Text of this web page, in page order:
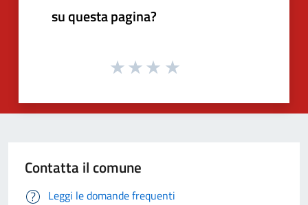
su questa pagina?
Contatta il comune
Leggi le domande frequenti